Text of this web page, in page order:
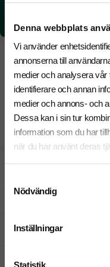
Denna webbplats
Vi använder
annonserna till
medier och analysera
identifierare och annan
medier och annons- och
Dessa kan i sin tur
information som du har
när du har använt deras
Nödvändig
Inställningar
Statistik
1.02 kg CO₂e / per
Fri offert
Prisgaranti
Snabb leverans